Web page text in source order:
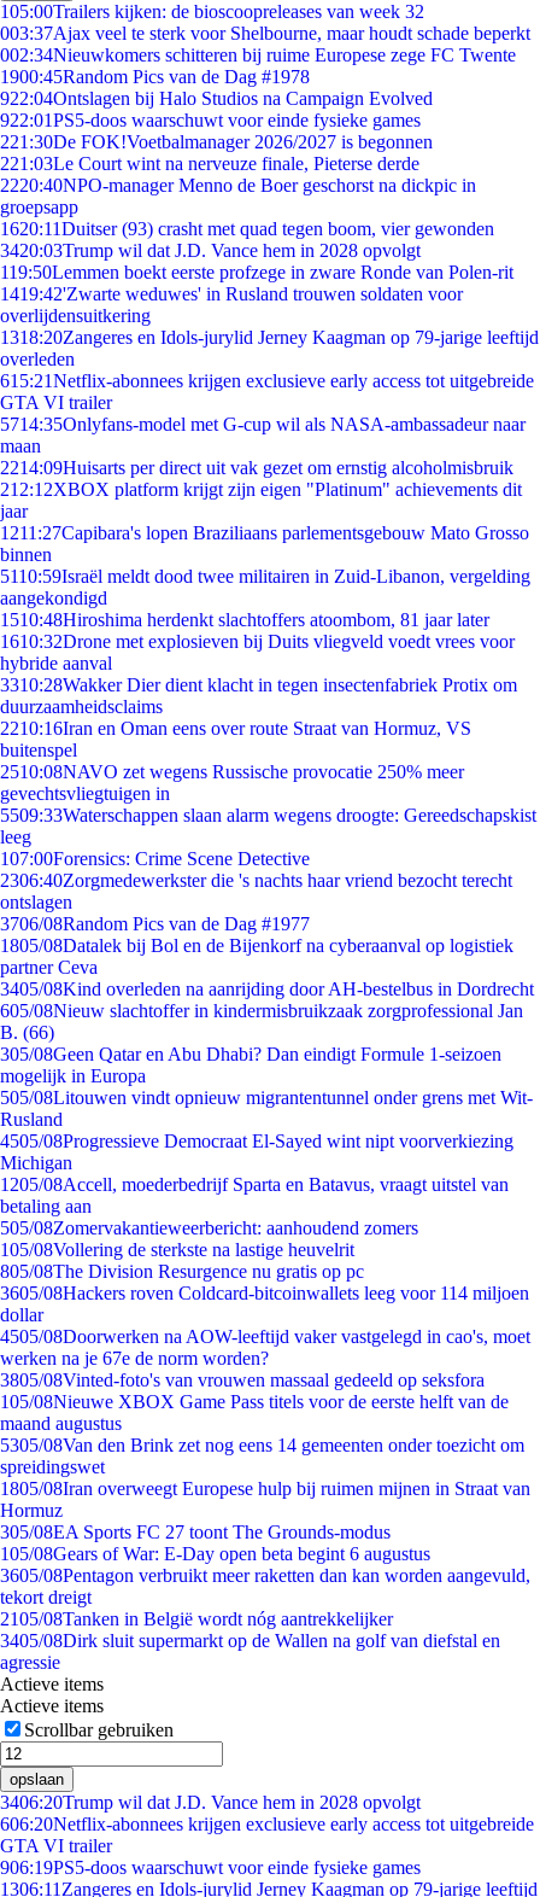
105:00Trailers kijken: de bioscoopreleases van week 32
003:37Ajax veel te sterk voor Shelbourne, maar houdt schade beperkt
002:34Nieuwkomers schitteren bij ruime Europese zege FC Twente
1900:45Random Pics van de Dag #1978
922:04Ontslagen bij Halo Studios na Campaign Evolved
922:01PS5-doos waarschuwt voor einde fysieke games
221:30De FOK!Voetbalmanager 2026/2027 is begonnen
221:03Le Court wint na nerveuze finale, Pieterse derde
2220:40NPO-manager Menno de Boer geschorst na dickpic in
groepsapp
1620:11Duitser (93) crasht met quad tegen boom, vier gewonden
3420:03Trump wil dat J.D. Vance hem in 2028 opvolgt
119:50Lemmen boekt eerste profzege in zware Ronde van Polen-rit
1419:42'Zwarte weduwes' in Rusland trouwen soldaten voor
overlijdensuitkering
1318:20Zangeres en Idols-jurylid Jerney Kaagman op 79-jarige leeftijd
overleden
615:21Netflix-abonnees krijgen exclusieve early access tot uitgebreide
GTA VI trailer
5714:35Onlyfans-model met G-cup wil als NASA-ambassadeur naar
maan
2214:09Huisarts per direct uit vak gezet om ernstig alcoholmisbruik
212:12XBOX platform krijgt zijn eigen "Platinum" achievements dit
jaar
1211:27Capibara's lopen Braziliaans parlementsgebouw Mato Grosso
binnen
5110:59Israël meldt dood twee militairen in Zuid-Libanon, vergelding
aangekondigd
1510:48Hiroshima herdenkt slachtoffers atoombom, 81 jaar later
1610:32Drone met explosieven bij Duits vliegveld voedt vrees voor
hybride aanval
3310:28Wakker Dier dient klacht in tegen insectenfabriek Protix om
duurzaamheidsclaims
2210:16Iran en Oman eens over route Straat van Hormuz, VS
buitenspel
2510:08NAVO zet wegens Russische provocatie 250% meer
gevechtsvliegtuigen in
5509:33Waterschappen slaan alarm wegens droogte: Gereedschapskist
leeg
107:00Forensics: Crime Scene Detective
2306:40Zorgmedewerkster die 's nachts haar vriend bezocht terecht
ontslagen
3706/08Random Pics van de Dag #1977
1805/08Datalek bij Bol en de Bijenkorf na cyberaanval op logistiek
partner Ceva
3405/08Kind overleden na aanrijding door AH-bestelbus in Dordrecht
605/08Nieuw slachtoffer in kindermisbruikzaak zorgprofessional Jan
B. (66)
305/08Geen Qatar en Abu Dhabi? Dan eindigt Formule 1-seizoen
mogelijk in Europa
505/08Litouwen vindt opnieuw migrantentunnel onder grens met Wit-
Rusland
4505/08Progressieve Democraat El-Sayed wint nipt voorverkiezing
Michigan
1205/08Accell, moederbedrijf Sparta en Batavus, vraagt uitstel van
betaling aan
505/08Zomervakantieweerbericht: aanhoudend zomers
105/08Vollering de sterkste na lastige heuvelrit
805/08The Division Resurgence nu gratis op pc
3605/08Hackers roven Coldcard-bitcoinwallets leeg voor 114 miljoen
dollar
4505/08Doorwerken na AOW-leeftijd vaker vastgelegd in cao's, moet
werken na je 67e de norm worden?
3805/08Vinted-foto's van vrouwen massaal gedeeld op seksfora
105/08Nieuwe XBOX Game Pass titels voor de eerste helft van de
maand augustus
5305/08Van den Brink zet nog eens 14 gemeenten onder toezicht om
spreidingswet
1805/08Iran overweegt Europese hulp bij ruimen mijnen in Straat van
Hormuz
305/08EA Sports FC 27 toont The Grounds-modus
105/08Gears of War: E-Day open beta begint 6 augustus
3605/08Pentagon verbruikt meer raketten dan kan worden aangevuld,
tekort dreigt
2105/08Tanken in België wordt nóg aantrekkelijker
3405/08Dirk sluit supermarkt op de Wallen na golf van diefstal en
agressie
Actieve items
Actieve items
Scrollbar gebruiken
opslaan
3406:20Trump wil dat J.D. Vance hem in 2028 opvolgt
606:20Netflix-abonnees krijgen exclusieve early access tot uitgebreide
GTA VI trailer
906:19PS5-doos waarschuwt voor einde fysieke games
1306:11 Zangeres en Idols-jurylid Jerney Kaagman op 79-jarige leeftijd